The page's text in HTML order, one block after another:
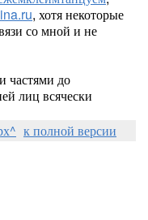
, хотя некоторые
со мной и не
частями до
лиц всячески
к полной версии